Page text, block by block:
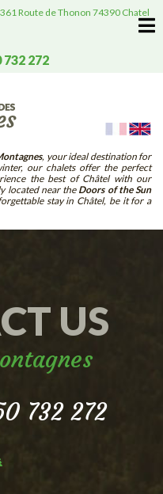
Route de Thonon 74390 Chatel
732 272
, your ideal destination for
our chalets offer the perfect
the best of Châtel with our
located near the Doors of the Sun
stay in Châtel, be it for a
US
732 272